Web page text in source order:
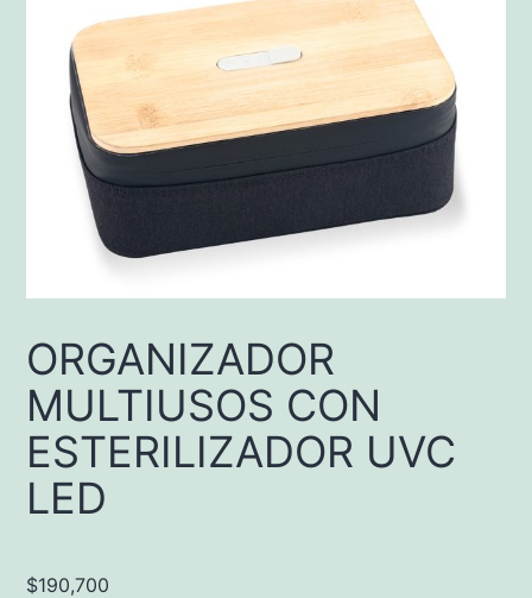
ORGANIZADOR
MULTIUSOS CON
ESTERILIZADOR UVC
LED
$190,700